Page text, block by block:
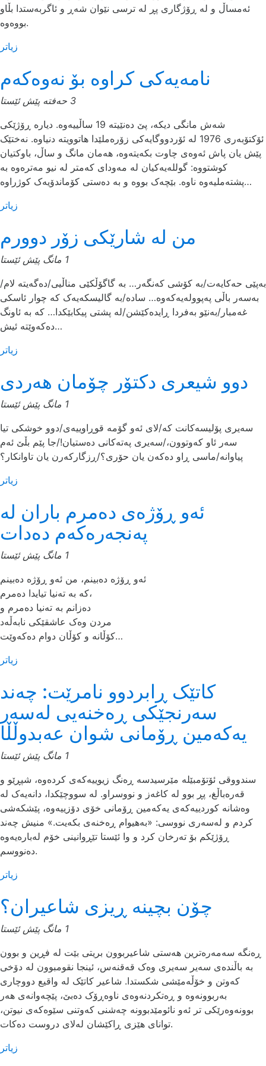
ئەمساڵ و لە ڕۆژگاری پڕ لە ترسی نێوان شەڕ و ئاگربەستدا بڵاو
بووەوە.
زیاتر
نامەیەکی کراوە بۆ نەوەکەم
3 حەفتە پێش ئێستا
شەش مانگی دیکە، پێ دەنێیتە 19 ساڵییەوە. دیارە ڕۆژێکی
ئۆکتۆبەری 1976 لە ئۆردووگایەکی زۆرەملێدا هاتوویتە دنیاوە. نەختێک
پێش یان پاش ئەوەی چاوت بکەیتەوە، هەمان مانگ و ساڵ، باوکتیان
کوشتووە: گوللەیەکیان لە مەودای کەمتر لە نیو مەترەوە بە
پشتەملیەوە ناوە. بێچەک بووە و بە دەستی کۆماندۆیەک کوژراوە…
زیاتر
من له‌ شارێکی زۆر دوورم
1 مانگ پێش ئێستا
به‌پێی حه‌کایه‌ت/به‌ کۆشی که‌نگه‌ر‌‌… به‌ گاگۆڵکێی مناڵیی/ده‌گه‌یته‌ لام/
به‌سه‌ر باڵی په‌پووله‌یه‌که‌وه‌‌… ساده‌/به‌ گالیسکه‌یه‌ک که‌ چوار ئاسکی
غه‌مبار/به‌نێو به‌فردا ڕایده‌کێشن/له‌ پشتی پیکابێکدا… که‌ به‌ ئاونگ
ده‌که‌وێته‌ ئیش…
زیاتر
دوو شیعری دکتۆر چۆمان هەردی
1 مانگ پێش ئێستا
سەیری پۆلیسەکانت کە/لای ئەو گۆمە قوڕاوییەی/دوو خوشکی تیا
سەر ئاو کەوتوون،/سەیری پەتەکانی دەستیان!/جا پێم بڵێ ئەم
پیاوانە/ماسی ڕاو دەکەن یان حۆری؟/ڕزگارکەرن یان تاوانکار؟
زیاتر
ئەو ڕۆژەی دەمرم باران لە
پەنجەرەکەم دەدات
1 مانگ پێش ئێستا
ئەو ڕۆژە دەبینم، من ئەو ڕۆژە دەبینم
کە بە تەنیا تیایدا دەمرم،
دەزانم بە تەنیا دەمرم و
مردن وەک عاشقێکی نابەڵەد
کۆڵانە و کۆڵان دوام دەکەوێت…
زیاتر
کاتێک ڕابردوو نامرێت: چەند
سەرنجێکی ڕەخنەیی لەسەر
یەکەمین ڕۆمانی شوان عەبدوڵڵا
1 مانگ پێش ئێستا
سندووقی ئۆتۆمبێلە مێرسیدسە ڕەنگ زیوییەکەی کردەوە، شپڕێو و
قەرەباڵغ، پڕ بوو لە کاغەز و نووسراو. لە سووچێکدا، دانەیەک لە
وەشانە کوردییەکەی یەکەمین ڕۆمانی خۆی دۆزییەوە، پێشکەشی
کردم و لەسەری نووسی: «بەهیوام ڕەخنەی بکەیت.» منیش چەند
ڕۆژێکم بۆ تەرخان کرد و وا ئێستا تێڕوانینی خۆم لەبارەیەوە
دەنووسم.
زیاتر
چۆن بچینە ڕیزی شاعیران؟
1 مانگ پێش ئێستا
ڕەنگە سەمەرەترین هەستی شاعیربوون بریتی بێت لە فڕین و بوون
بە باڵندەی سەیر سەیری وەک قەقنەس، ئینجا نقومبوون لە دۆخی
کەوتن و خۆڵەمێشی شکستدا. شاعیر کاتێک لە واقیع دووچاری
بەربوونەوە و ڕەتکردنەوەی ناوەڕۆک دەبێ، پێچەوانەی هەر
بوونەوەرێکی تر ئەو نائومێدبوونە چەشنی کەوتنی سێوەکەی نیوتن،
توانای هێزی ڕاکێشان لەلای دروست دەکات.
زیاتر